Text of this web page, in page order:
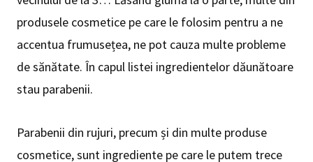
produsele cosmetice pe care le folosim pentru a ne
accentua frumusețea, ne pot cauza multe probleme
de sănătate. În capul listei ingredientelor dăunătoare
stau parabenii.
Parabenii din rujuri, precum și din multe produse
cosmetice, sunt ingrediente pe care le putem trece